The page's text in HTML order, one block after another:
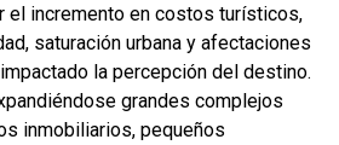
el incremento en costos turísticos,
saturación urbana y afectaciones
la percepción del destino.
grandes complejos
inmobiliarios, pequeños